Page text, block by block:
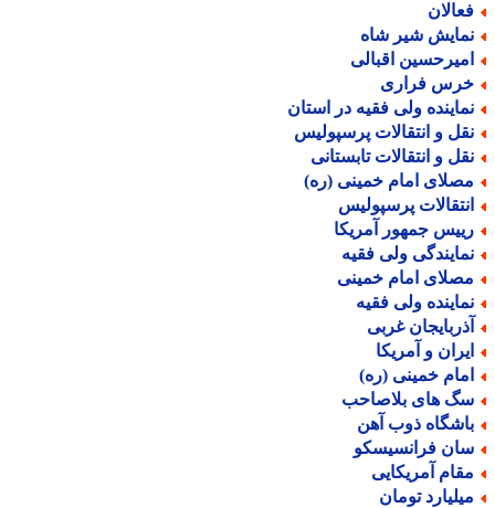
شیر شاه
اقبالی
فراری
ولی فقیه در استان
و انتقالات پرسپولیس
و انتقالات تابستانی
امام خمینی (ره)
پرسپولیس
جمهور آمریکا
ولی فقیه
امام خمینی
ولی فقیه
غربی
و آمریکا
خمینی (ره)
های بلاصاحب
ذوب آهن
فرانسیسکو
آمریکایی
تومان